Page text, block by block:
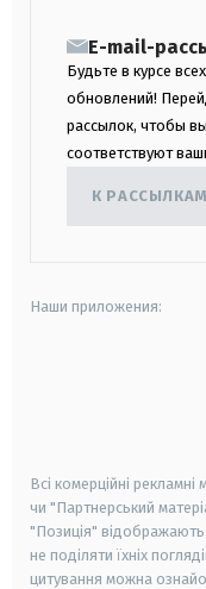
E-mail-
Будьте в курсе
обновлений!
рассылок, чтобы
соответствуют
К РАССЫЛКАМ
Наши приложения:
Всі комерційні
чи "Партнерський
"Позиція" відображають
не поділяти їхніх
цитування можна